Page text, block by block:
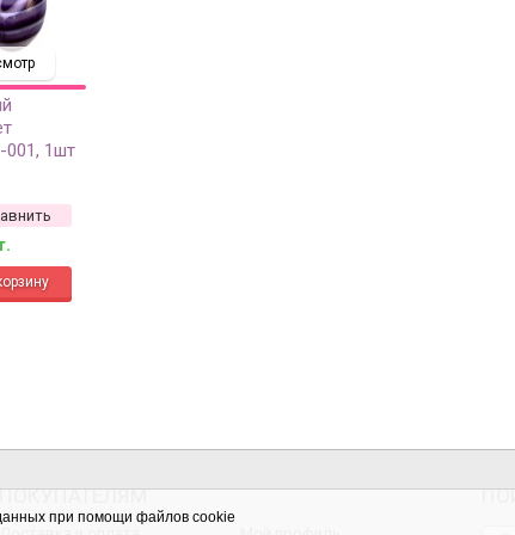
при помощи файлов cookie
001, 1шт